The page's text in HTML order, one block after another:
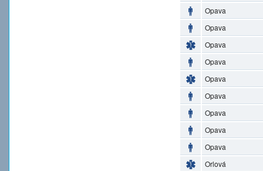
Opava
Opava
Opava
Opava
Opava
Opava
Opava
Opava
Opava
Orlová